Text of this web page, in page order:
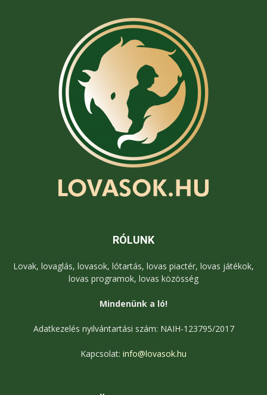
RÓLUNK
Lovak, lovaglás, lovasok, lótartás, lovas piactér, lovas játékok,
lovas programok, lovas közösség
Mindenünk a ló!
Adatkezelés nyilvántartási szám: NAIH-123795/2017
Kapcsolat: info@lovasok.hu